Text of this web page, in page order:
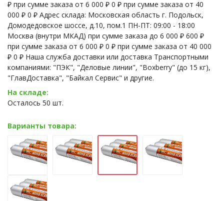
₽ при сумме заказа от 6 000 ₽ 0 ₽ при сумме заказа от 40
000 ₽ 0 ₽ Адрес склада: Московская область г. Подольск,
Домодедовское шоссе, д.10, пом.1 ПН-ПТ: 09:00 - 18:00
Москва (внутри МКАД) при сумме заказа до 6 000 ₽ 600 ₽
при сумме заказа от 6 000 ₽ 0 ₽ при сумме заказа от 40 000
₽ 0 ₽ Наша служба доставки или доставка Транспортными
компаниями: "ПЭК", "Деловые линии", "Boxberry" (до 15 кг),
"ГлавДоставка", "Байкал Сервис" и другие.
На складе:
Осталось 50 шт.
Варианты товара: